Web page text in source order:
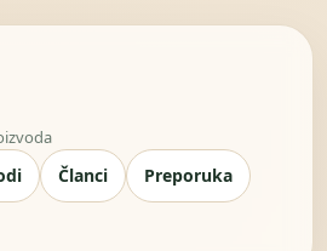
Članci Preporuka